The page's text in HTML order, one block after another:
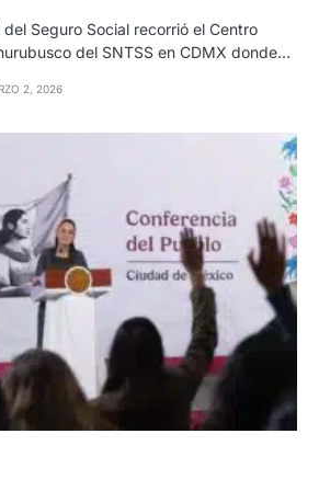
Seguro Social recorrió el Centro
del SNTSS en CDMX donde…
2, 2026